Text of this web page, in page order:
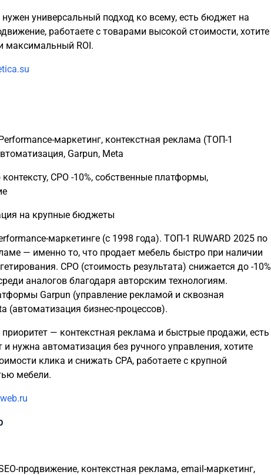
универсальный подход ко всему, есть бюджет на
работаете с товарами высокой стоимости, хотите
максимальный ROI.
маркетинг, контекстная реклама (ТОП-1
Garpun, Meta
СРО -10%, собственные платформы,
на крупные бюджеты
маркетинге (с 1998 года). ТОП-1 RUWARD 2025 по
— именно то, что продает мебель быстро при наличии
СРО (стоимость результата) снижается до -10%
аналогов благодаря авторским технологиям.
Garpun (управление рекламой и сквозная
(автоматизация бизнес-процессов).
— контекстная реклама и быстрые продажи, есть
нужна автоматизация без ручного управления, хотите
клика и снижать CPA, работаете с крупной
мебели.
продвижение, контекстная реклама, email-маркетинг,